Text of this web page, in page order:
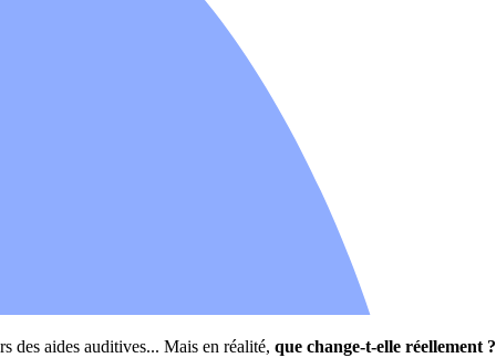
des aides auditives... Mais en réalité, que change-t-elle réellement ?